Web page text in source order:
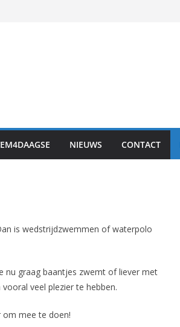
NIEUWS CONTACT
is wedstrijdzwemmen of waterpolo
nu graag baantjes zwemt of liever met
veel plezier te hebben.
om mee te doen!